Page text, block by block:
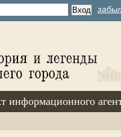
информационного